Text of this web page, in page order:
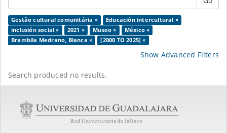
Gestão cultural comunitária ×
Educación intercultural ×
inclusión social ×
2021 × Museo ×
México ×
Brambila Medrano, Blanca ×
[2000 TO 2025] ×
Show Advanced Filters
Search produced no results.